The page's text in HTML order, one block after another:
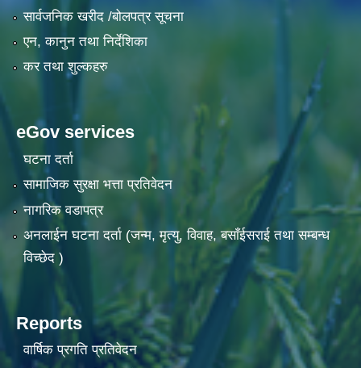
सार्वजनिक खरीद /बोलपत्र सूचना
एन, कानुन तथा निर्देशिका
कर तथा शुल्कहरु
eGov services
घटना दर्ता
सामाजिक सुरक्षा भत्ता प्रतिवेदन
नागरिक वडापत्र
अनलाईन घटना दर्ता (जन्म, मृत्यु, विवाह, बसाँईसराई तथा सम्बन्ध
विच्छेद )
Reports
वार्षिक प्रगति प्रतिवेदन